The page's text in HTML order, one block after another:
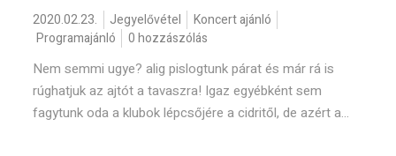
2020.02.23. Jegyelővétel
Koncert ajánló
Programajánló
0 hozzászólás
Nem semmi ugye? alig pislogtunk párat és már rá is
rúghatjuk az ajtót a tavaszra! Igaz egyébként sem
fagytunk oda a klubok lépcsőjére a cidritől, de azért a...